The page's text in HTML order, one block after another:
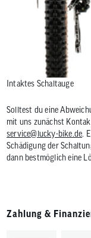
Intaktes Schaltauge
Solltest du eine
mit uns zunächst
service@lucky-bike.de .
Schädigung der
dann bestmöglich eine
Zahlung &